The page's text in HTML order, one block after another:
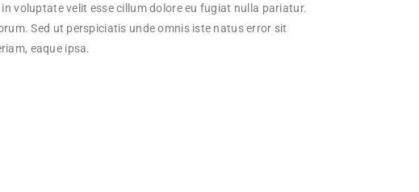
voluptate velit esse cillum dolore eu fugiat nulla pariatur.
Sed ut perspiciatis unde omnis iste natus error sit
eaque ipsa.